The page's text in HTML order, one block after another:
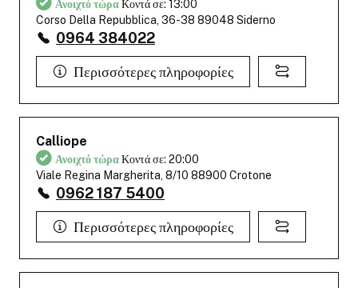
Ανοιχτό τώραΚοντά σε: 13:00
Corso Della Repubblica, 36-38 89048 Siderno
0964 384022
Περισσότερες πληροφορίες
Calliope
Ανοιχτό τώραΚοντά σε: 20:00
Viale Regina Margherita, 8/10 88900 Crotone
0962 187 5400
Περισσότερες πληροφορίες